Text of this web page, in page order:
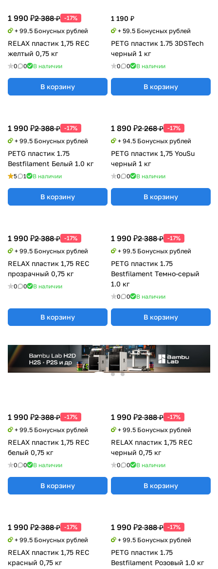
1 990 ₽2 388 ₽ -17%
+ 99.5 Бонусных рублей
RELAX пластик 1,75 REC
желтый 0,75 кг
0 0 В наличии
В корзину
1 190 ₽
+ 59.5 Бонусных рублей
PETG пластик 1.75 3DSTech
черный 1 кг
0 0 В наличии
В корзину
1 890 ₽2 268 ₽ -17%
+ 94.5 Бонусных рублей
PETG пластик 1,75 YouSu
черный 1 кг
0 0 В наличии
В корзину
1 990 ₽2 388 ₽ -17%
+ 99.5 Бонусных рублей
RELAX пластик 1,75 REC
прозрачный 0,75 кг
0 0 В наличии
В корзину
1 990 ₽2 388 ₽ -17%
+ 99.5 Бонусных рублей
PETG пластик 1.75
Bestfilament Темно-серый
1.0 кг
0 0 В наличии
В корзину
1 990 ₽2 388 ₽ -17%
+ 99.5 Бонусных рублей
RELAX пластик 1,75 REC
белый 0,75 кг
0 0 В наличии
В корзину
1 990 ₽2 388 ₽ -17%
+ 99.5 Бонусных рублей
RELAX пластик 1,75 REC
черный 0,75 кг
0 0 В наличии
В корзину
1 990 ₽2 388 ₽ -17%
+ 99.5 Бонусных рублей
PETG пластик 1.75
Bestfilament Белый 1.0 кг
5 1 В наличии
В корзину
1 990 ₽2 388 ₽ -17%
+ 99.5 Бонусных рублей
RELAX пластик 1,75 REC
красный 0,75 кг
1 990 ₽2 388 ₽ -17%
+ 99.5 Бонусных рублей
PETG пластик 1.75
Bestfilament Розовый 1.0 кг